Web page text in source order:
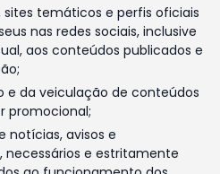
temáticos e perfis oficiais
nas redes sociais, inclusive
aos conteúdos publicados e
e da veiculação de conteúdos
promocional;
notícias, avisos e
e estritamente